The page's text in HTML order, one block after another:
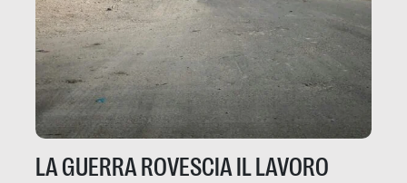
LA GUERRA ROVESCIA IL LAVORO